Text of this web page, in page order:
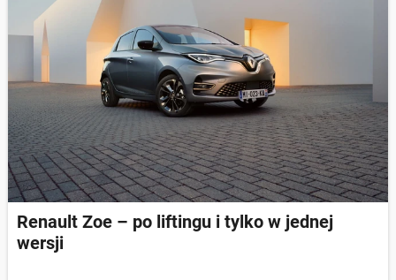
Renault Zoe – po liftingu i tylko w jednej
wersji